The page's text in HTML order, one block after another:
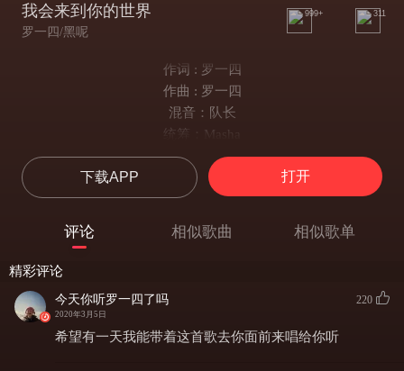
我会来到你的世界
罗一四/黑呢
999+ 311
作词 : 罗一四
作曲 : 罗一四
混音：队长
统筹：Masha
你别太过
我说 回忆只是你的借口
犯的错 别回首
我怀疑你早对我有所期待
小心的等我来
写的信藏在袖口里面
下载APP 打开
评论 相似歌曲 相似歌单
精彩评论
今天你听罗一四了吗
2020年3月5日
220
希望有一天我能带着这首歌去你面前来唱给你听